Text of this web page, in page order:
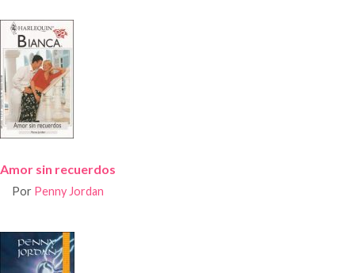
Amor sin recuerdos
Por Penny Jordan